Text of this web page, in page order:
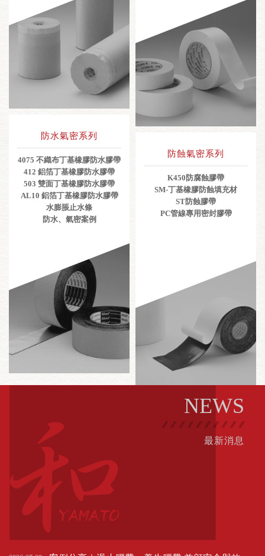
防水氣密系列
4075 不織布丁基橡膠防水膠帶
412 鋁箔丁基橡膠防水膠帶
503 雙面丁基橡膠防水膠帶
AL10 鋁箔丁基橡膠防水膠帶
水膨脹止水條
防水、氣密案例
防蝕氣密系列
K450防腐蝕膠帶
SM-丁基橡膠防蝕填充材
ST防蝕膠帶
PC管線專用密封膠帶
NEWS
最新消息